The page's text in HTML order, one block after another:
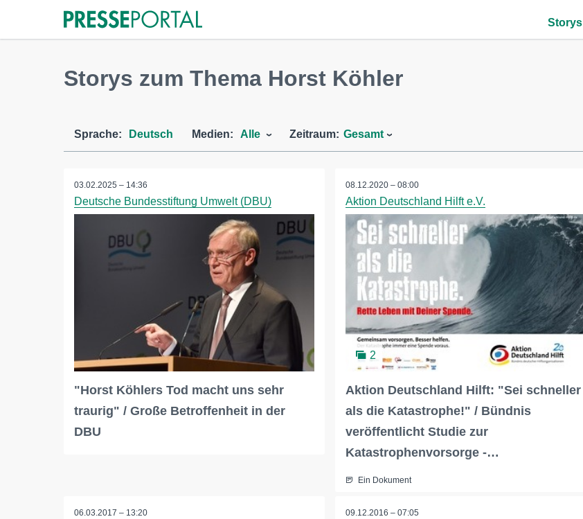
Storys
Storys zum Thema Horst Köhler
Sprache: Deutsch Medien: Alle Zeitraum: Gesamt
03.02.2025 – 14:36
Deutsche Bundesstiftung Umwelt (DBU)
"Horst Köhlers Tod macht uns sehr
traurig" / Große Betroffenheit in der
DBU
08.12.2020 – 08:00
Aktion Deutschland Hilft e.V.
2
Aktion Deutschland Hilft: "Sei schneller
als die Katastrophe!" / Bündnis
veröffentlicht Studie zur
Katastrophenvorsorge -…
Ein Dokument
06.03.2017 – 13:20 09.12.2016 – 07:05